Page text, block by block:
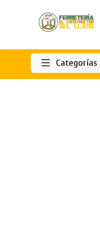
Categorías